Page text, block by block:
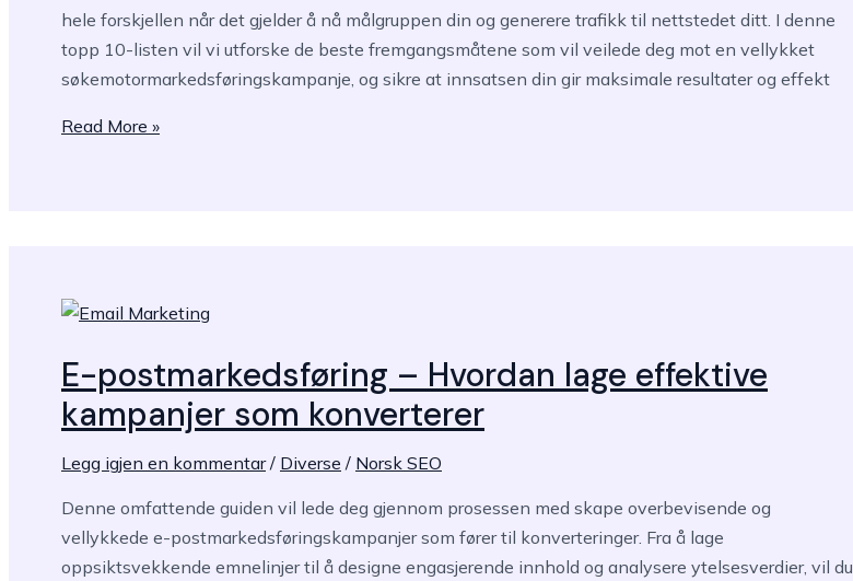
hele forskjellen når det gjelder å nå målgruppen din og generere trafikk til nettstedet ditt. I denne
topp 10-listen vil vi utforske de beste fremgangsmåtene som vil veilede deg mot en vellykket
søkemotormarkedsføringskampanje, og sikre at innsatsen din gir maksimale resultater og effekt
10
Read More »
E-postmarkedsføring – Hvordan lage effektive
kampanjer som konverterer
Legg igjen en kommentar / Diverse / Norsk SEO
Denne omfattende guiden vil lede deg gjennom prosessen med skape overbevisende og
vellykkede e-postmarkedsføringskampanjer som fører til konverteringer. Fra å lage
oppsiktsvekkende emnelinjer til å designe engasjerende innhold og analysere ytelsesverdier, vil du